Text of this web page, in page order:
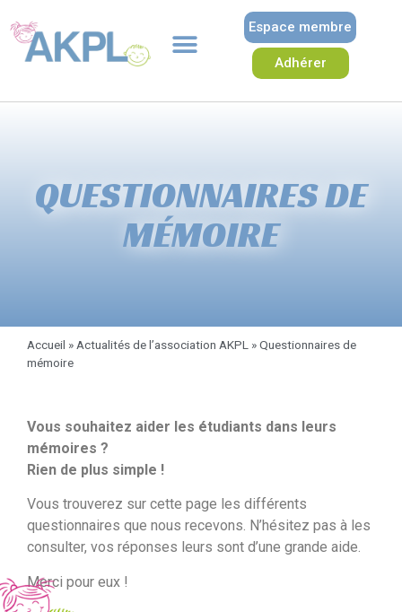
Espace membre
Adhérer
QUESTIONNAIRES DE
MÉMOIRE
Accueil » Actualités de l’association AKPL »Questionnaires de
mémoire
Vous souhaitez aider les étudiants dans leurs
mémoires ?
Rien de plus simple !
Vous trouverez sur cette page les différents
questionnaires que nous recevons. N’hésitez pas à les
consulter, vos réponses leurs sont d’une grande aide.
Merci pour eux !